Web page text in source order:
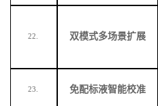
22. 双模式多场景扩展
23. 免配标液智能校准